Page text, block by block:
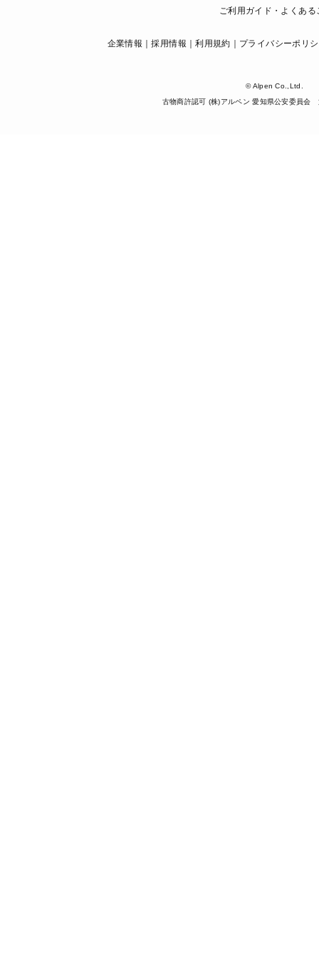
ご利用ガイド・よくある
企業情報 採用情報 利用規約 プライバシーポリ
© Alpen Co.,Ltd.
古物商許認可 (株)アルペン 愛知県公安委員